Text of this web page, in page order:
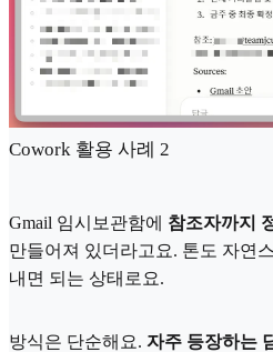
Cowork 활용 사례 2
Gmail 임시보관함에 참조자까지
만들어져 있더라고요. 톤도 자연
내면 되는 상태로요.
방식은 단순해요. 자주 등장하는